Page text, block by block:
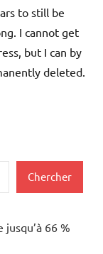
to still be
I cannot get
but I can by
deleted.
Chercher
66 %